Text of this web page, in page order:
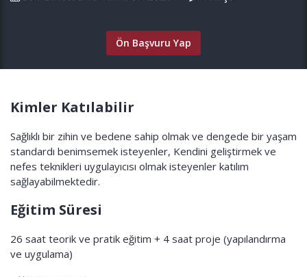
Ön Başvuru Yap
Kimler Katılabilir
Sağlıklı bir zihin ve bedene sahip olmak ve dengede bir yaşam
standardı benimsemek isteyenler, Kendini geliştirmek ve
nefes teknikleri uygulayıcısı olmak isteyenler katılım
sağlayabilmektedir.
Eğitim Süresi
26 saat teorik ve pratik eğitim + 4 saat proje (yapılandırma
ve uygulama)